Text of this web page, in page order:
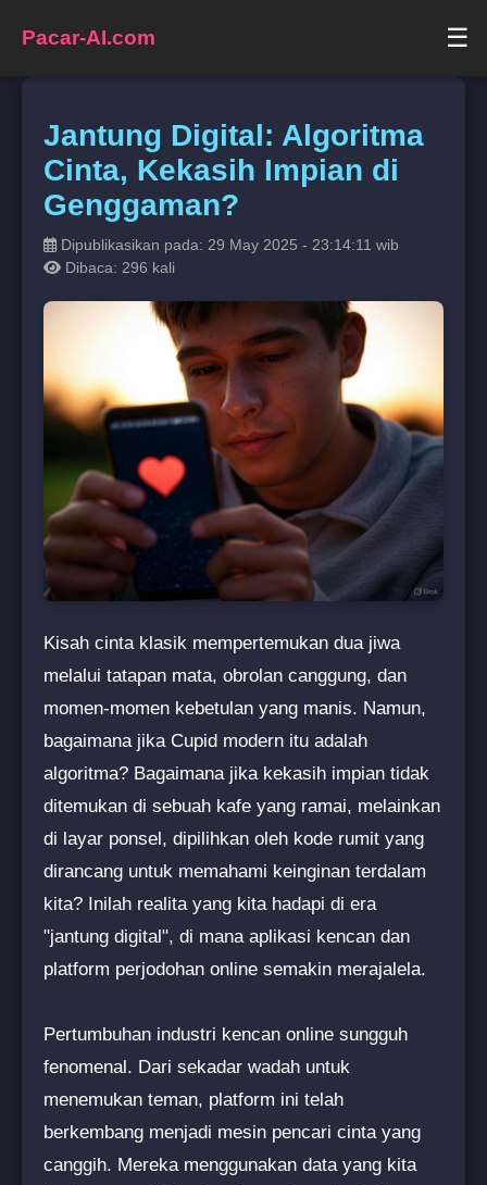
Pacar-AI.com ☰
Jantung Digital: Algoritma
Cinta, Kekasih Impian di
Genggaman?
Dipublikasikan pada: 29 May 2025 - 23:14:11 wib
Dibaca: 296 kali
Kisah cinta klasik mempertemukan dua jiwa
melalui tatapan mata, obrolan canggung, dan
momen-momen kebetulan yang manis. Namun,
bagaimana jika Cupid modern itu adalah
algoritma? Bagaimana jika kekasih impian tidak
ditemukan di sebuah kafe yang ramai, melainkan
di layar ponsel, dipilihkan oleh kode rumit yang
dirancang untuk memahami keinginan terdalam
kita? Inilah realita yang kita hadapi di era
"jantung digital", di mana aplikasi kencan dan
platform perjodohan online semakin merajalela.
Pertumbuhan industri kencan online sungguh
fenomenal. Dari sekadar wadah untuk
menemukan teman, platform ini telah
berkembang menjadi mesin pencari cinta yang
canggih. Mereka menggunakan data yang kita